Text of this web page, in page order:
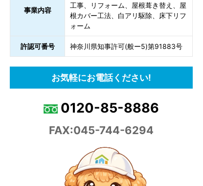
事業内容
工事、リフォーム、屋根葺き替え、屋
根カバー工法、白アリ駆除、床下リフ
ォーム
許認可番号 神奈川県知事許可(般ー5)第91883号
お気軽にお電話ください!
0120-85-8886
FAX:045-744-6294